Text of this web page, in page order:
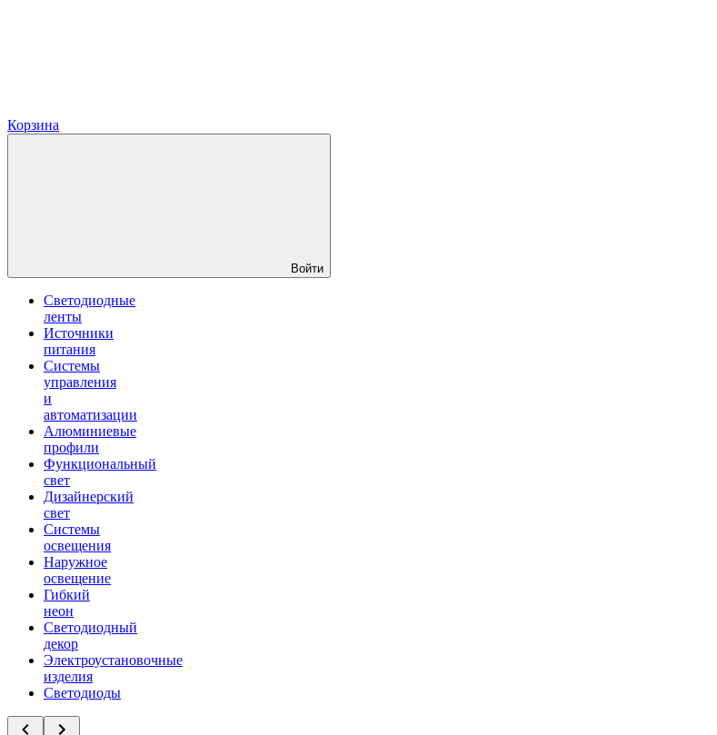
Корзина
Войти
Светодиодные
ленты
Источники
питания
Системы
управления
и
автоматизации
Алюминиевые
профили
Функциональный
свет
Дизайнерский
свет
Системы
освещения
Наружное
освещение
Гибкий
неон
Светодиодный
декор
Электроустановочные
изделия
Светодиоды